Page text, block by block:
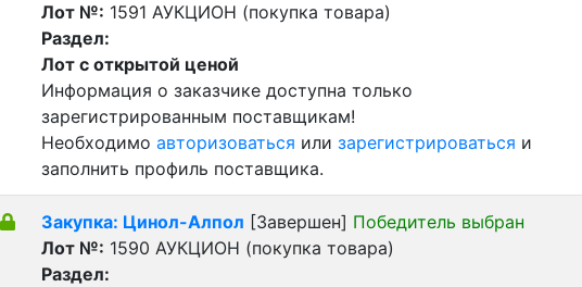
Лот №: 1591 АУКЦИОН (покупка товара)
Раздел:
Лот с открытой ценой
Информация о заказчике доступна только
зарегистрированным поставщикам!
Необходимо авторизоваться или зарегистрироваться и
заполнить профиль поставщика.
Закупка: Цинол-Алпол [Завершен] Победитель выбран
Лот №: 1590 АУКЦИОН (покупка товара)
Раздел: